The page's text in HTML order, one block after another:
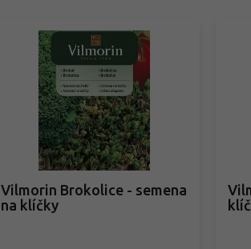
Vilmorin Brokolice - semena
na klíčky